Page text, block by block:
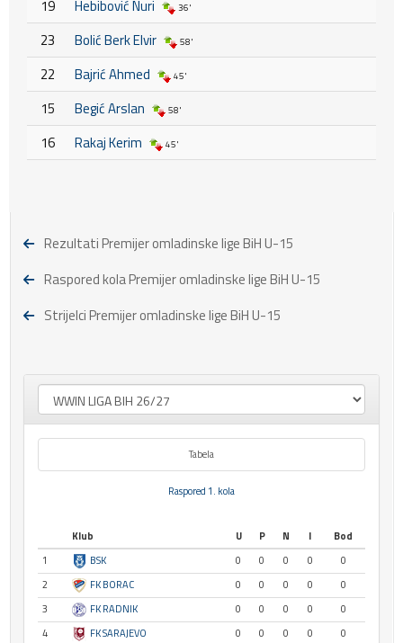
19 Hebibović Nuri 36'
23 Bolić Berk Elvir 58'
22 Bajrić Ahmed 45'
15 Begić Arslan 58'
16 Rakaj Kerim 45'
Rezultati Premijer omladinske lige BiH U-15
Raspored kola Premijer omladinske lige BiH U-15
Strijelci Premijer omladinske lige BiH U-15
Tabela
Raspored 1. kola
Klub U P N I
Bod
1
BSK 0 0 0 0
0
2
FK BORAC 0 0 0 0
0
3
FK RADNIK 0 0 0 0
0
4
FK SARAJEVO 0 0 0 0
0